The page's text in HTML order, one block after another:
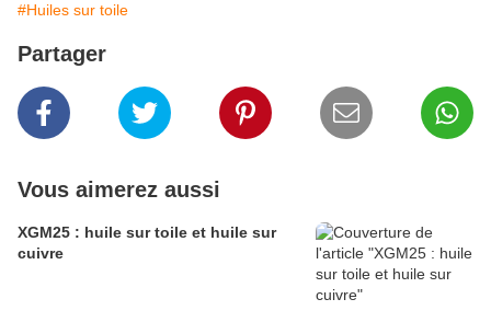
#Huiles sur toile
Partager
Vous aimerez aussi
XGM25 : huile sur toile et huile sur
cuivre